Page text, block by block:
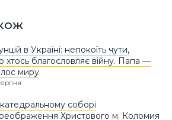
в Україні: непокоїть чути,
хтось благословляє війну. Папа —
миру
соборі
Христового м. Коломия